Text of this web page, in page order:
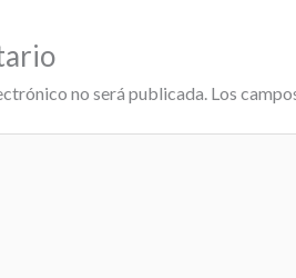
no será publicada. Los